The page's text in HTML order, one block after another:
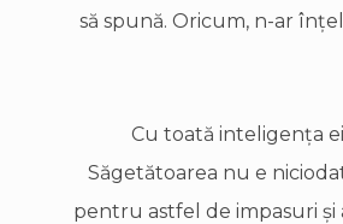
să spună. Oricum, n-ar
Cu toată inteligenţa
Săgetătoarea nu e
pentru astfel de impasuri şi